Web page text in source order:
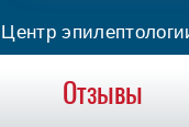
Центр
Отзывы